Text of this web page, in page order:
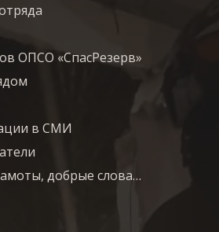
ОПСО «СпасРезерв»
в СМИ
добрые слова…